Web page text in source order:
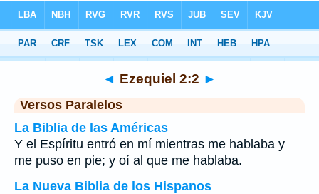
>Ezequiel Capítulo 2 > Verso 2
◄ Ezequiel 2:2 ►
Versos Paralelos
La Biblia de las Américas
Y el Espíritu entró en mí mientras me hablaba y
me puso en pie; y oí al que me hablaba.
La Nueva Biblia de los Hispanos